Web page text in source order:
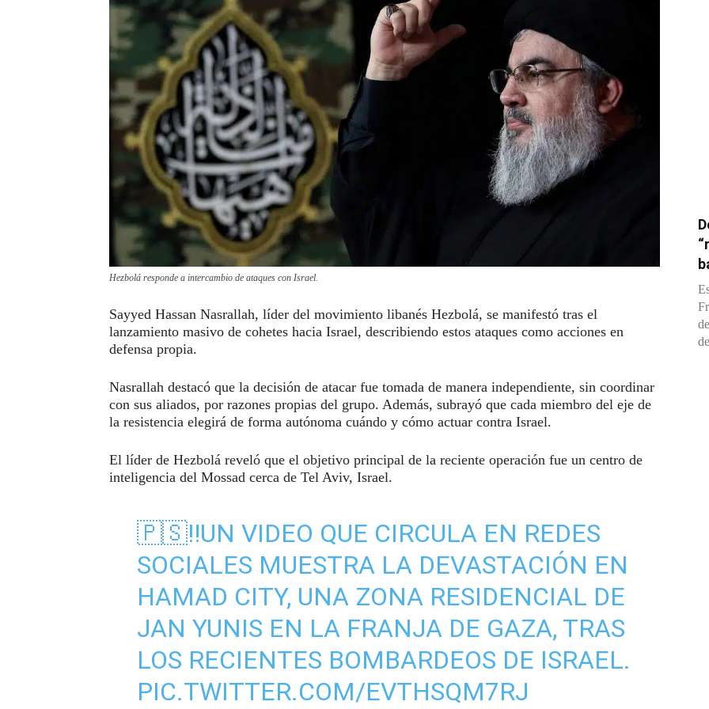
Hezbolá responde a intercambio de ataques con Israel.
Sayyed Hassan Nasrallah, líder del movimiento libanés Hezbolá, se manifestó tras el
lanzamiento masivo de cohetes hacia Israel, describiendo estos ataques como acciones en
defensa propia.
Nasrallah destacó que la decisión de atacar fue tomada de manera independiente, sin coordinar
con sus aliados, por razones propias del grupo. Además, subrayó que cada miembro del eje de
la resistencia elegirá de forma autónoma cuándo y cómo actuar contra Israel.
El líder de Hezbolá reveló que el objetivo principal de la reciente operación fue un centro de
inteligencia del Mossad cerca de Tel Aviv, Israel.
🇵🇸‼️UN VIDEO QUE CIRCULA EN REDES
SOCIALES MUESTRA LA DEVASTACIÓN EN
HAMAD CITY, UNA ZONA RESIDENCIAL DE
JAN YUNIS EN LA FRANJA DE GAZA, TRAS
LOS RECIENTES BOMBARDEOS DE ISRAEL.
PIC.TWITTER.COM/EVTHSQM7RJ